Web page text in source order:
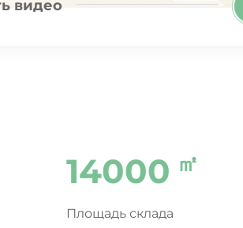
видео
14000 ㎡
Площадь склада